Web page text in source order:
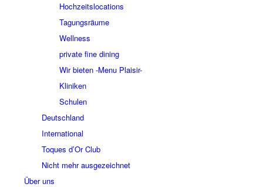
Hochzeitslocations
Tagungsräume
Wellness
private fine dining
Wir bieten -Menu Plaisir-
Kliniken
Schulen
Deutschland
International
Toques d’Or Club
Nicht mehr ausgezeichnet
Über uns